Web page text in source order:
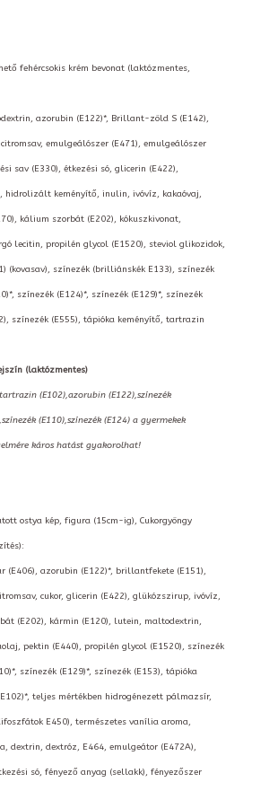
fehércsokis krém bevonat (laktózmentes,
azorubin (E122)*, Brillant-zöld S (E142),
emulgeálószer (E471), emulgeálószer
sav (E330), étkezési só, glicerin (E422),
hidrolizált keményítő, inulin, ivóvíz, kakaóvaj,
kálium szorbát (E202), kókuszkivonat,
lecitin, propilén glycol (E1520), steviol glikozidok,
(kovasav), színezék (brilliánskék E133), színezék
színezék (E124)*, színezék (E129)*, színezék
színezék (E555), tápióka keményítő, tartrazin
(laktózmentes)
(E102),azorubin (E122),színezék
(E110),színezék (E124) a gyermekek
káros hatást gyakorolhat!
ostya kép, figura (15cm-ig), Cukorgyöngy
(E406), azorubin (E122)*, brillantfekete (E151),
cukor, glicerin (E422), glükózszirup, ivóvíz,
(E202), kármin (E120), lutein, maltodextrin,
pektin (E440), propilén glycol (E1520), színezék
színezék (E129)*, színezék (E153), tápióka
teljes mértékben hidrogénezett pálmazsír,
E450), természetes vanília aroma,
dextrin, dextróz, E464, emulgeátor (E472A),
só, fényező anyag (sellakk), fényezőszer